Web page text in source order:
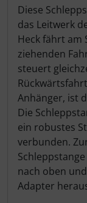
Diese
das Leitwerk
Heck fährt
ziehenden
steuert
Anhänger, ist
Die
ein robustes
verbunden.
nach oben
Adapter